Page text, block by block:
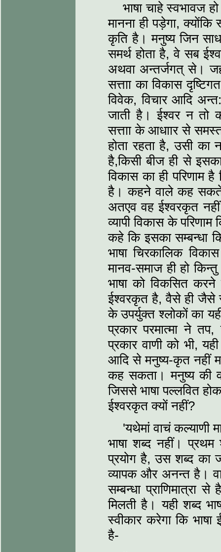
भाषा चाहे स्वभावज
मानना ही पड़ेगा,
कृति है। मनुष्य जिन
समर्थ होता है, वे सब
अथवा अन्तर्जगत् से।
सत्ताा का विकास
विवेक, विचार आदि
जाती है। ईश्वर न तो
सत्ताा के आधाार से
होता रहता है, उसी
है,किसी बीज ही से
विकास का ही परिणाम
है। कहने वाले कह सकते
अतएव वह ईश्वरकृत
व्यापी विकास के
कहे कि इसका सम्बन्धा
भाषा चिरकालिक
मानव-समाज ही हो
भाषा को विकसित
ईश्वरकृत है, वैसे ही जैसे
के उपर्युक्त श्लोकों का
प्रकार परमात्मा ने
प्रकार वाणी को भी,
आदि से मनुष्य-कृत नहीं
कह सकता। मनुष्य की
जिससे भाषा पल्लवित
ईश्वरकृत क्यों नहीं?
'यथेमां वाचं कल्याणी
भाषा शब्द नहीं।
प्रयोग है, उस शब्द
व्यापक और अनन्त है।
सम्बन्धा प्राणिमात्रा
मिलती है। यही शब्द
स्वीकार करेगा कि
है-